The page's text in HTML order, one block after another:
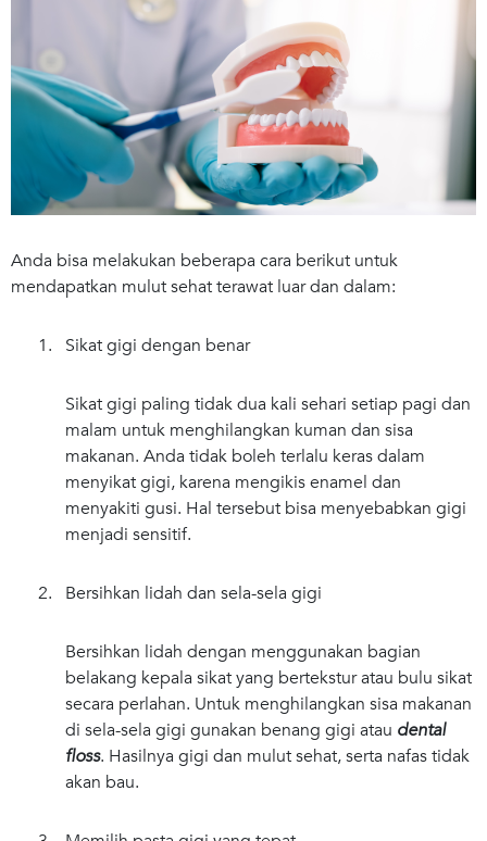
Anda bisa melakukan beberapa cara berikut untuk
mendapatkan mulut sehat terawat luar dan dalam:
1. Sikat gigi dengan benar
Sikat gigi paling tidak dua kali sehari setiap pagi dan
malam untuk menghilangkan kuman dan sisa
makanan. Anda tidak boleh terlalu keras dalam
menyikat gigi, karena mengikis enamel dan
menyakiti gusi. Hal tersebut bisa menyebabkan gigi
menjadi sensitif.
2. Bersihkan lidah dan sela-sela gigi
Bersihkan lidah dengan menggunakan bagian
belakang kepala sikat yang bertekstur atau bulu sikat
secara perlahan. Untuk menghilangkan sisa makanan
di sela-sela gigi gunakan benang gigi atau dental
floss. Hasilnya gigi dan mulut sehat, serta nafas tidak
akan bau.